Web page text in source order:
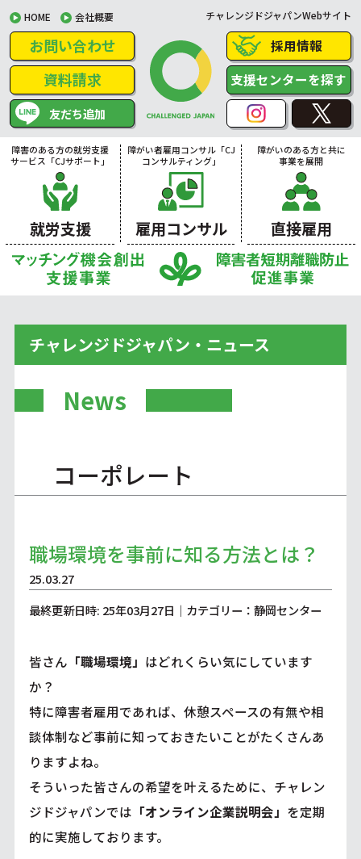
HOME 会社概要 チャレンジドジャパンWebサイト
お問い合わせ
資料請求
友だち追加
採用情報
支援センターを探す
障害のある方の就労支援
サービス「CJサポート」
就労支援
障がい者雇用コンサル「CJ
コンサルティング」
雇用コンサル
障がいのある方と共に
事業を展開
直接雇用
チャレンジドジャパン・ニュース
News
コーポレート
職場環境を事前に知る方法とは？
25.03.27
最終更新日時: 25年03月27日｜カテゴリー：静岡センター
皆さん 「職場環境」 はどれくらい気にしています
か？
特に障害者雇用であれば、休憩スペースの有無や相
談体制など事前に知っておきたいことがたくさんあ
りますよね。
そういった皆さんの希望を叶えるために、チャレン
ジドジャパンでは 「オンライン企業説明会」 を定期
的に実施しております。